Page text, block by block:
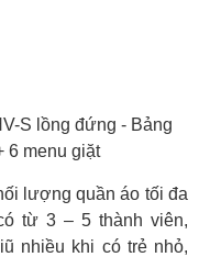
lượng quần áo tối đa
từ 3 – 5 thành viên,
nhiều khi có trẻ nhỏ,